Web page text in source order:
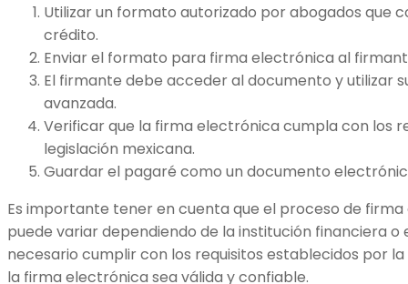
Utilizar un formato autorizado por abogados que
crédito.
Enviar el formato para firma electrónica al
El firmante debe acceder al documento y utilizar
avanzada.
Verificar que la firma electrónica cumpla con los
legislación mexicana.
Guardar el pagaré como un documento
Es importante tener en cuenta que el proceso de
puede variar dependiendo de la institución financiera o
necesario cumplir con los requisitos establecidos por
la firma electrónica sea válida y confiable.